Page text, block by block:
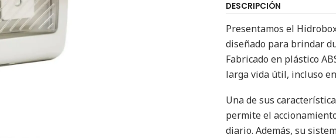
DESCRIPCIÓN
Presentamos el
diseñado para brindar
Fabricado en plástico
larga vida útil, incluso
Una de sus
permite el
diario. Además, su